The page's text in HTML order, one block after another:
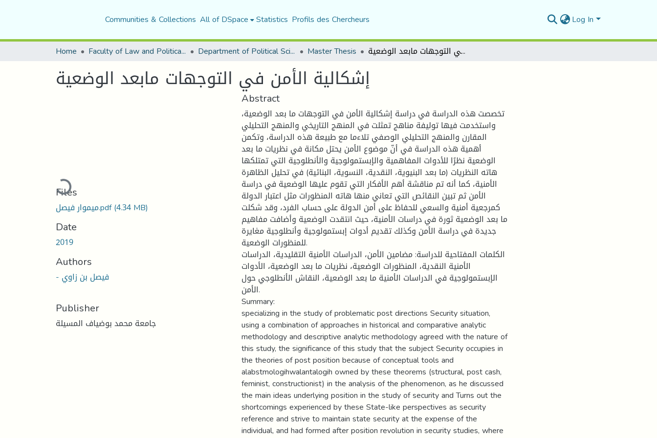
Communities & Collections All of DSpace Statistics Profils des Chercheurs Log In
Home Faculty of Law and Political Science Department of Political Sciences Master Thesis إشكالية الأمن في التوجهات مابعد الوضعية
إشكالية الأمن في التوجهات مابعد الوضعية
Loading...
Files
ميموار فيصل.pdf(4.34 MB)
Date
2019
Authors
- فيصل بن زاوي
Publisher
جامعة محمد بوضياف المسيلة
Abstract
تخصصت هذه الدراسة في دراسة إشكالية الأمن في التوجهات ما بعد الوضعية،
واستخدمت فيها توليفة مناهج تمثلت في المنهج التاريخي والمنهج التحليلي
المقارن والمنهج التحليلي الوصفي تلاءما مع طبيعة هذه الدراسة، وتكمن
أهمية هذه الدراسة في أنّ موضوع الأمن يحتل مكانة في نظريات ما بعد
الوضعية نظرًا للأدوات المفاهمية والإبستمولوجية والأنطلوجية التي تمتلكها
هاته النظريات (ما بعد البنيوية، النقدية، النسوية، البنائية) في تحليل الظاهرة
الأمنية، كما أنه تم مناقشة أهم الأفكار التي تقوم عليها الوضعية في دراسة
الأمن ثم تبين النقائص التي تعاني منها هاته المنظورات مثل اعتبار الدولة
كمرجعية أمنية والسعي للحفاظ على أمن الدولة على حساب الفرد، وقد شكلت
ما بعد الوضعية ثورة في دراسات الأمنية، حيث انتقدت الوضعية وأضافت مفاهيم
جديدة في دراسة الأمن وكذلك تقديم أدوات إبستمولوجية وأنطلوجية مغايرة
للمنظورات الوضعية.
الكلمات المفتاحية للدراسة: مضامين الأمن، الدراسات الأمنية التقليدية، الدراسات
الأمنية النقدية، المنظورات الوضعية، نظريات ما بعد الوضعية، الأدوات
الإبستمولوجية في الدراسات الأمنية ما بعد الوضعية، النقاش الأنطلوجي حول
الأمن.
Summary:
specializing in the study of problematic post directions Security situation,
using a combination of approaches in historical and comparative analytic
methodology and descriptive analytic methodology agreed with the nature of
this study, the significance of this study that the subject Security occupies in
the theories of post position because of conceptual tools and
alabstmologihwalantalogih owned by these theorems (structural, post cash,
feminist, constructionist) in the analysis of the phenomenon, as he discussed
the main ideas underlying position in the study of security and Turns out the
shortcomings experienced by these State-like perspectives as security
reference and strive to maintain state security at the expense of the
individual, and had formed after position revolution in security studies, where